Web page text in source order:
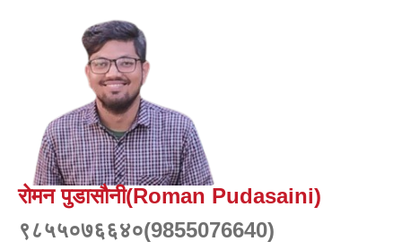
रोमन पुडासौनी(Roman Pudasaini)
९८५५०७६६४०(9855076640)